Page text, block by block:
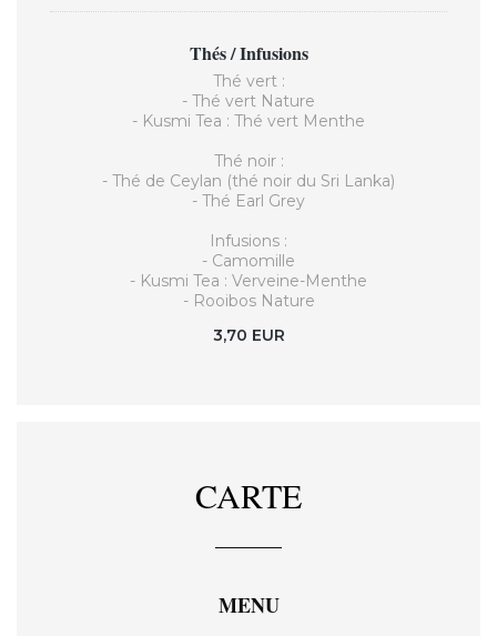
Thés / Infusions
Thé vert :
- Thé vert Nature
- Kusmi Tea : Thé vert Menthe
Thé noir :
- Thé de Ceylan (thé noir du Sri Lanka)
- Thé Earl Grey
Infusions :
- Camomille
- Kusmi Tea : Verveine-Menthe
- Rooibos Nature
3,70 EUR
CARTE
MENU